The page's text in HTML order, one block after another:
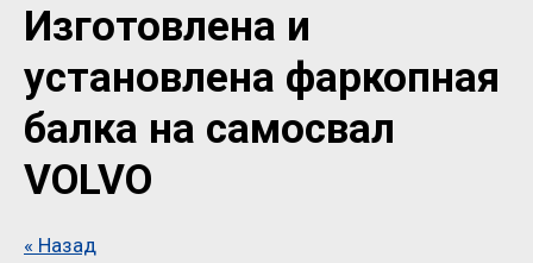
Изготовлена и
установлена фаркопная
балка на самосвал
VOLVO
« Назад